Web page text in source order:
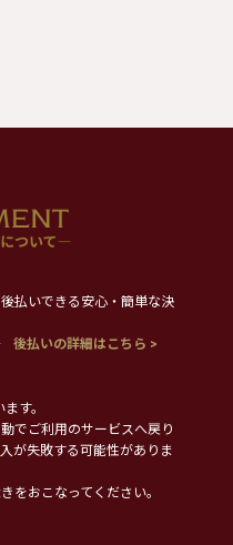
払いできる安心・簡単な決
後払いの詳細はこちら >
す。
でご利用のサービスへ戻り
が失敗する可能性がありま
をおこなってください。